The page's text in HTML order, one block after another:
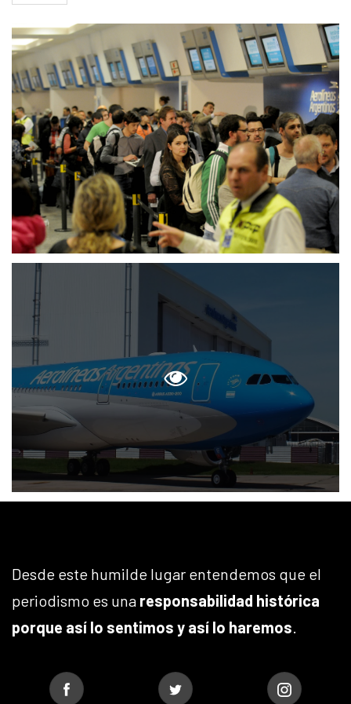
Desde este humilde lugar entendemos que el
periodismo es una responsabilidad histórica
porque así lo sentimos y así lo haremos.